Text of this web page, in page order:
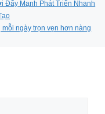
Đẩy Mạnh Phát Triển Nhanh
ngày trọn vẹn hơn nàng